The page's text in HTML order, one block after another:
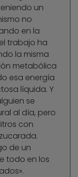
un
no
en la
trabajo ha
la misma
metabólica
esa energía
líquida. Y
se
al día, pero
con
de un
todo en los